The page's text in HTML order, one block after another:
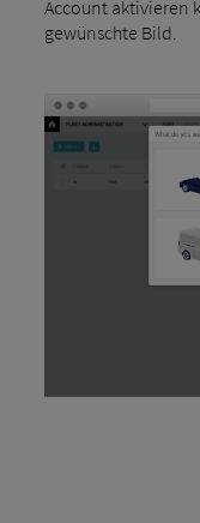
Account aktivieren
gewünschte Bild.